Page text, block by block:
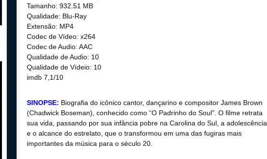
Tamanho: 932.51 MB
Qualidade: Blu-Ray
Extensão: MP4
Codec de Vídeo: x264
Codec de Audio: AAC
Qualidade de Audio: 10
Qualidade de Vídeio: 10
imdb 7,1/10
SINOPSE: Biografia do icônico cantor, dançarino e compositor James Brown
(Chadwick Boseman), conhecido como “O Padrinho do Soul”. O filme retrata
sua vida, passando por sua infância pobre na Carolina do Sul, a adolescência
e o alcance do estrelato, que o transformou em uma das fugiras mais
importantes da música para o século 20.